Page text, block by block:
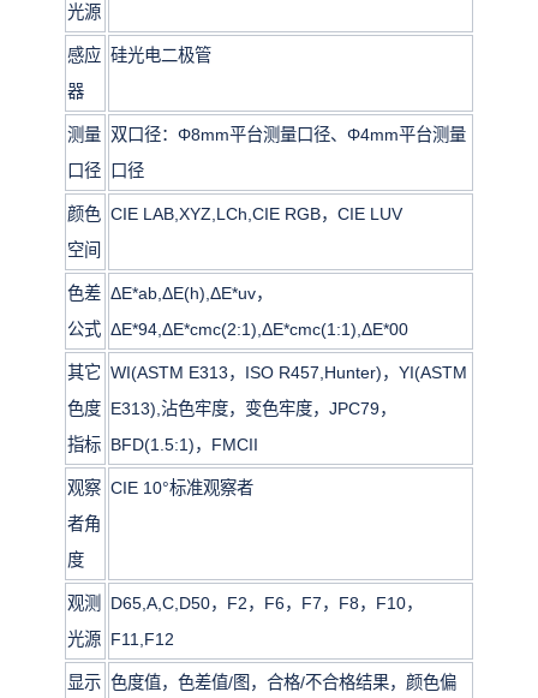
光源
感应
器
硅光电二极管
测量
口径
双口径：Φ8mm平台测量口径、Φ4mm平台测量
口径
颜色
空间
CIE LAB,XYZ,LCh,CIE RGB，CIE LUV
色差
公式
ΔE*ab,ΔE(h),ΔE*uv，
ΔE*94,ΔE*cmc(2:1),ΔE*cmc(1:1),ΔE*00
其它
色度
指标
WI(ASTM E313，ISO R457,Hunter)，YI(ASTM
E313),沾色牢度，变色牢度，JPC79，
BFD(1.5:1)，FMCII
观察
者角
度
CIE 10°标准观察者
观测
光源
D65,A,C,D50，F2，F6，F7，F8，F10，
F11,F12
显示 色度值，色差值/图，合格/不合格结果，颜色偏